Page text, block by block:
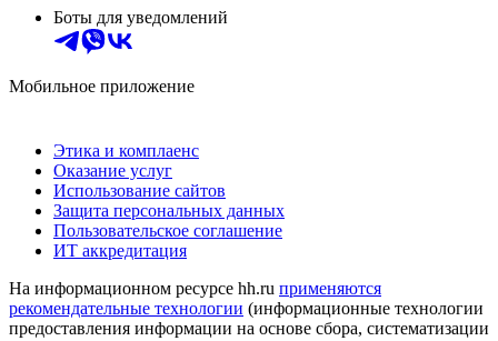
Боты для уведомлений
Мобильное приложение
Этика и комплаенс
Оказание услуг
Использование сайтов
Защита персональных данных
Пользовательское соглашение
ИТ аккредитация
На информационном ресурсе hh.ru применяются
рекомендательные технологии (информационные технологии
предоставления информации на основе сбора, систематизации